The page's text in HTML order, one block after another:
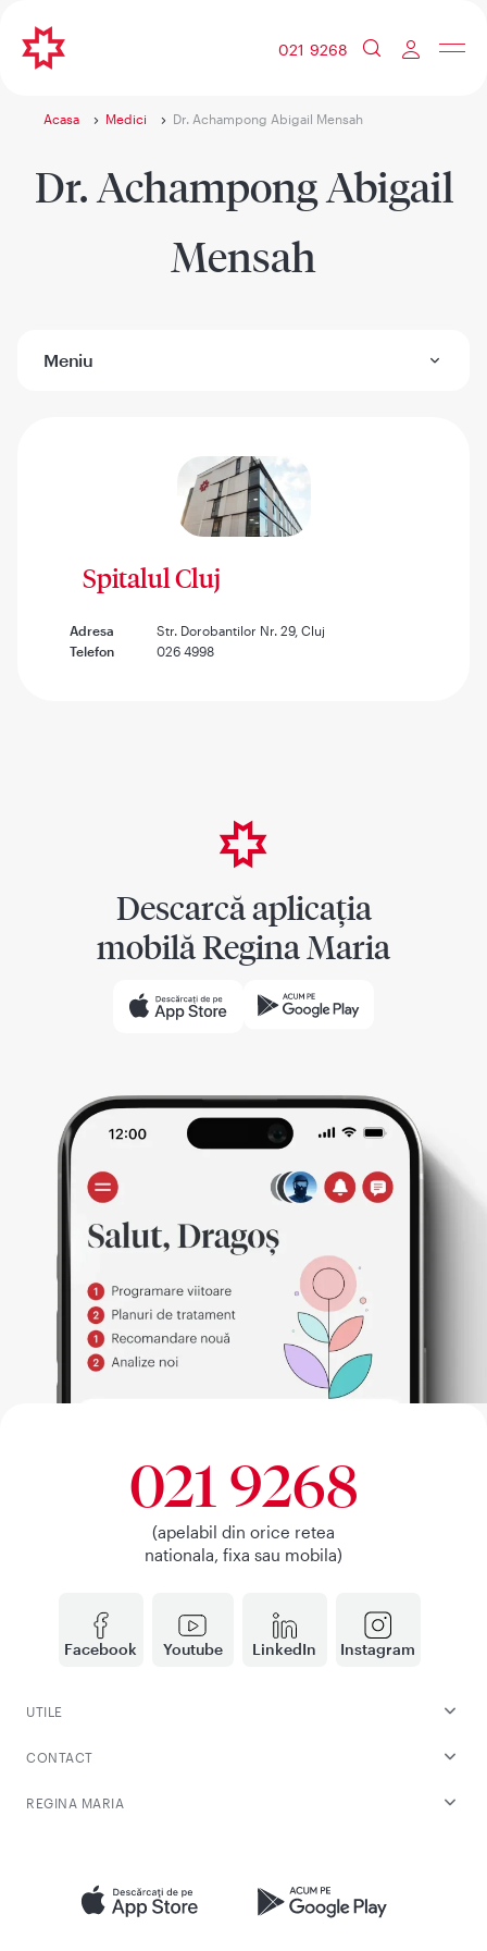
021 9268
Acasa Medici Dr. Achampong Abigail Mensah
Dr. Achampong Abigail
Mensah
Meniu
Spitalul Cluj
Adresa
Str. Dorobantilor Nr. 29, Cluj
Telefon
026 4998
Descarcă aplicația
mobilă Regina Maria
Facebook Youtube LinkedIn Instagram
021 9268
(apelabil din orice retea
nationala, fixa sau mobila)
UTILE
CONTACT
REGINA MARIA